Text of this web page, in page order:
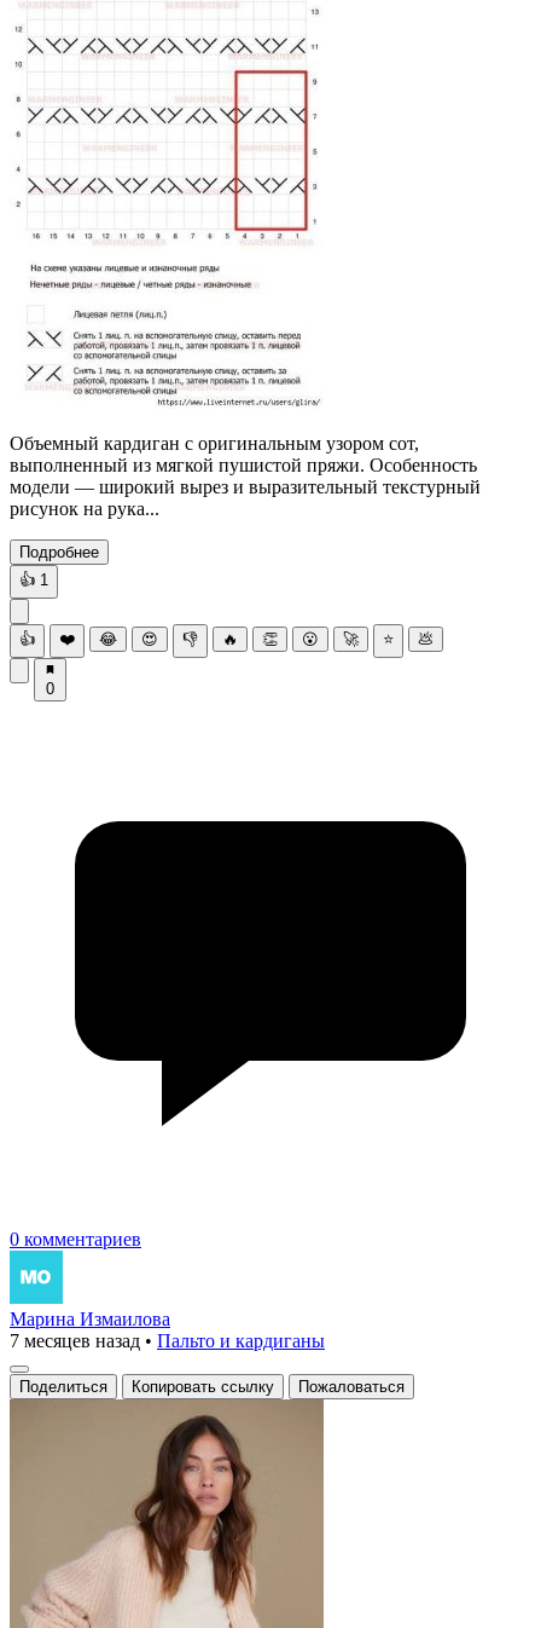
Объемный кардиган с оригинальным узором сот,
выполненный из мягкой пушистой пряжи. Особенность
модели — широкий вырез и выразительный текстурный
рисунок на рука...
Подробнее
👍 1
👍 ❤️ 😂 😍 👎 🔥 👏 😮 🚀 ⭐ 💩
0
0 комментариев
Марина Измаилова
7 месяцев назад • Пальто и кардиганы
Поделиться Копировать ссылку Пожаловаться